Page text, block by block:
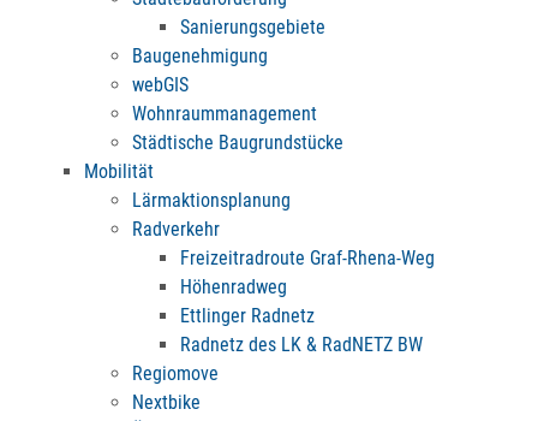
Sanierungsgebiete
Baugenehmigung
webGIS
Wohnraummanagement
Städtische Baugrundstücke
Mobilität
Lärmaktionsplanung
Radverkehr
Freizeitradroute Graf-Rhena-Weg
Höhenradweg
Ettlinger Radnetz
Radnetz des LK & RadNETZ BW
Regiomove
Nextbike